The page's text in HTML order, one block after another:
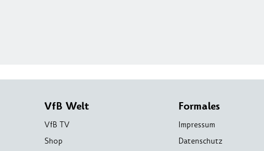
VfB Welt
VfB TV
Shop
Formales
Impressum
Datenschutz